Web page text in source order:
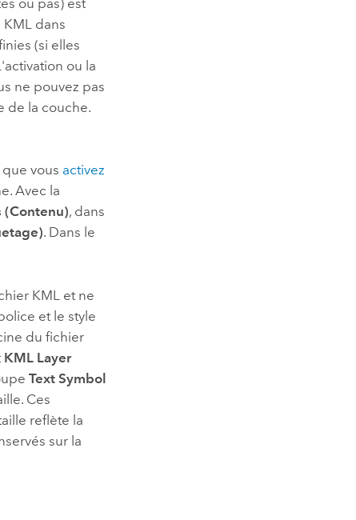
dans
(si elles
ou la
ne pouvez pas
de la couche.
vous activez
Avec la
(Contenu), dans
. Dans le
KML et ne
et le style
du fichier
KML Layer
Text Symbol
Ces
reflète la
sur la